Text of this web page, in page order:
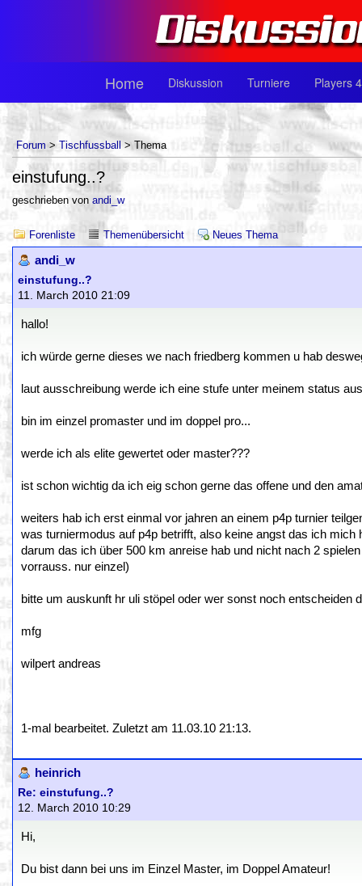
Home Diskussion Turniere Players
Forum > Tischfussball > Thema
einstufung..?
geschrieben von andi_w
Forenliste Themenübersicht Neues Thema
andi_w
einstufung..?
11. March 2010 21:09
hallo!
ich würde gerne dieses we nach friedberg kommen u hab
laut ausschreibung werde ich eine stufe unter meinem status
bin im einzel promaster und im doppel pro...
werde ich als elite gewertet oder master???
ist schon wichtig da ich eig schon gerne das offene und den
weiters hab ich erst einmal vor jahren an einem p4p turnier
was turniermodus auf p4p betrifft, also keine angst das ich
darum das ich über 500 km anreise hab und nicht nach 2
vorrauss. nur einzel)
bitte um auskunft hr uli stöpel oder wer sonst noch entscheiden
mfg
wilpert andreas
1-mal bearbeitet. Zuletzt am 11.03.10 21:13.
heinrich
Re: einstufung..?
12. March 2010 10:29
Hi,
Du bist dann bei uns im Einzel Master, im Doppel Amateur!